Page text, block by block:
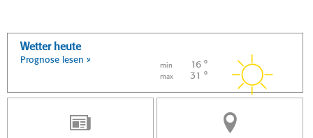
Wetter heute
Prognose lesen »
min 16 °
max 31 °